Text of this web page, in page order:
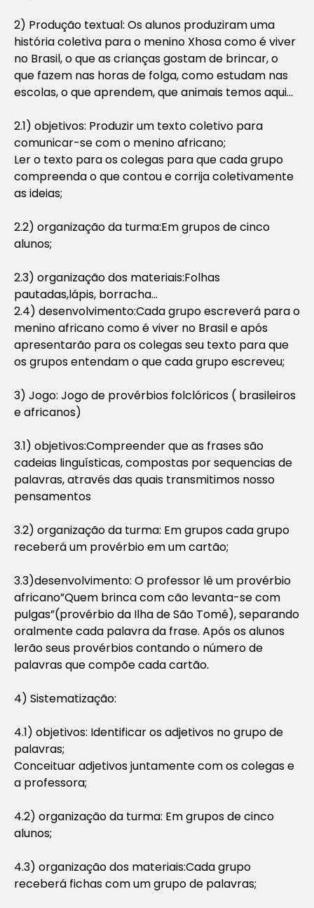
2) Produção textual: Os alunos produziram uma
história coletiva para o menino Xhosa como é viver
no Brasil, o que as crianças gostam de brincar, o
que fazem nas horas de folga, como estudam nas
escolas, o que aprendem, que animais temos aqui…
2.1) objetivos: Produzir um texto coletivo para
comunicar-se com o menino africano;
Ler o texto para os colegas para que cada grupo
compreenda o que contou e corrija coletivamente
as ideias;
2.2) organização da turma:Em grupos de cinco
alunos;
2.3) organização dos materiais:Folhas
pautadas,lápis, borracha…
2.4) desenvolvimento:Cada grupo escreverá para o
menino africano como é viver no Brasil e após
apresentarão para os colegas seu texto para que
os grupos entendam o que cada grupo escreveu;
3) Jogo: Jogo de provérbios folclóricos ( brasileiros
e africanos)
3.1) objetivos:Compreender que as frases são
cadeias linguísticas, compostas por sequencias de
palavras, através das quais transmitimos nosso
pensamentos
3.2) organização da turma: Em grupos cada grupo
receberá um provérbio em um cartão;
3.3)desenvolvimento: O professor lê um provérbio
africano”Quem brinca com cão levanta-se com
pulgas”(provérbio da Ilha de São Tomé), separando
oralmente cada palavra da frase. Após os alunos
lerão seus provérbios contando o número de
palavras que compõe cada cartão.
4) Sistematização:
4.1) objetivos: Identificar os adjetivos no grupo de
palavras;
Conceituar adjetivos juntamente com os colegas e
a professora;
4.2) organização da turma: Em grupos de cinco
alunos;
4.3) organização dos materiais:Cada grupo
receberá fichas com um grupo de palavras;